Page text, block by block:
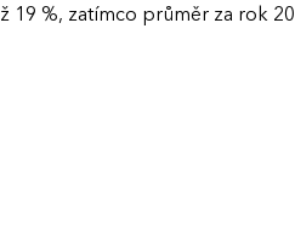
19 %, zatímco průměr za rok